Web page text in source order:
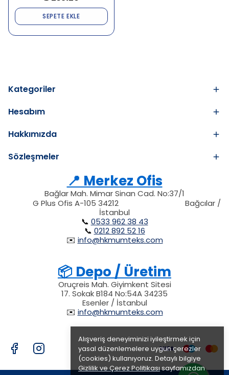
Alışveriş deneyiminizi iyileştirmek için
yasal düzenlemelere uygun çerezler
(cookies) kullanıyoruz. Detaylı bilgiye
Gizlilik ve Çerez Politikasısayfamızdan
SEPETE EKLE
Kategoriler
Hesabım
Hakkımızda
Sözleşmeler
📍 Merkez Ofis
Bağlar Mah. Mimar Sinan Cad. No:37/1
G Plus Ofis A-105 34212
Bağcılar /
İstanbul
📞 0533 962 38 43
📞 0212 892 52 16
✉️ info@hkmumteks.com
📦 Depo / Üretim
Oruçreis Mah. Giyimkent Sitesi
17. Sokak B184 No:54A 34235
Esenler / İstanbul
✉️ info@hkmumteks.com